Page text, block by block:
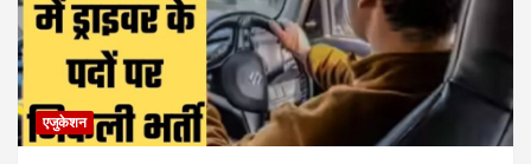
एजुकेशन